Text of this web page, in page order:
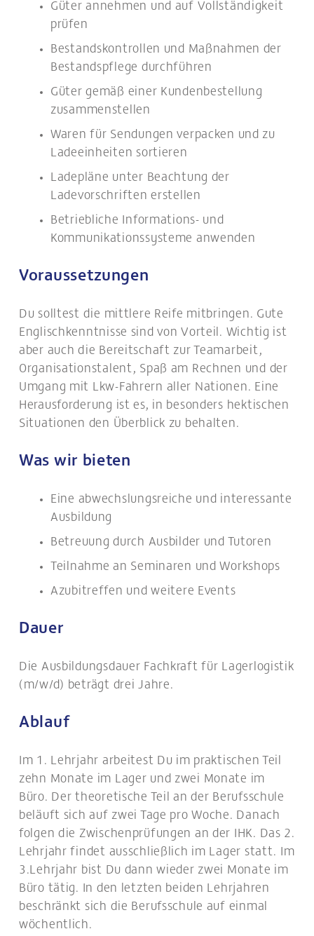
Güter annehmen und auf Vollständigkeit
prüfen
Bestandskontrollen und Maßnahmen der
Bestandspflege durchführen
Güter gemäß einer Kundenbestellung
zusammenstellen
Waren für Sendungen verpacken und zu
Ladeeinheiten sortieren
Ladepläne unter Beachtung der
Ladevorschriften erstellen
Betriebliche Informations- und
Kommunikationssysteme anwenden
Voraussetzungen
Du solltest die mittlere Reife mitbringen. Gute
Englischkenntnisse sind von Vorteil. Wichtig ist
aber auch die Bereitschaft zur Teamarbeit,
Organisationstalent, Spaß am Rechnen und der
Umgang mit Lkw-Fahrern aller Nationen. Eine
Herausforderung ist es, in besonders hektischen
Situationen den Überblick zu behalten.
Was wir bieten
Eine abwechslungsreiche und interessante
Ausbildung
Betreuung durch Ausbilder und Tutoren
Teilnahme an Seminaren und Workshops
Azubitreffen und weitere Events
Dauer
Die Ausbildungsdauer Fachkraft für Lagerlogistik
(m/w/d) beträgt drei Jahre.
Ablauf
Im 1. Lehrjahr arbeitest Du im praktischen Teil
zehn Monate im Lager und zwei Monate im
Büro. Der theoretische Teil an der Berufsschule
beläuft sich auf zwei Tage pro Woche. Danach
folgen die Zwischenprüfungen an der IHK. Das 2.
Lehrjahr findet ausschließlich im Lager statt. Im
3.Lehrjahr bist Du dann wieder zwei Monate im
Büro tätig. In den letzten beiden Lehrjahren
beschränkt sich die Berufsschule auf einmal
wöchentlich.